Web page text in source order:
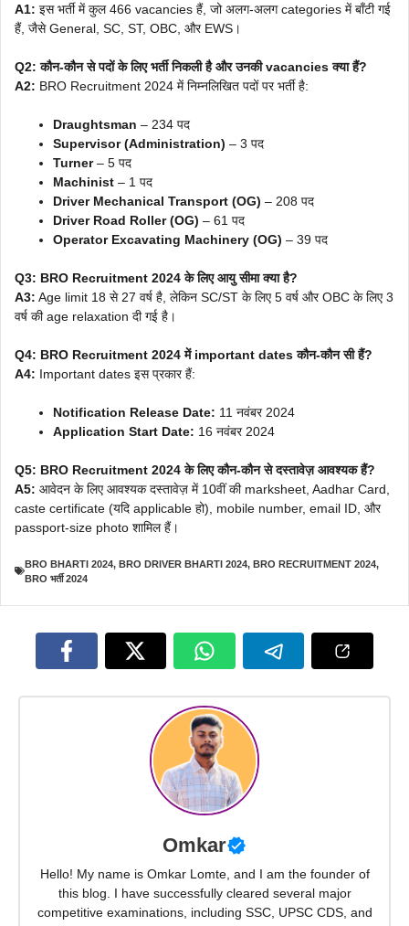
A1: इस भर्ती में कुल 466 vacancies हैं, जो अलग-अलग categories में बाँटी गई
हैं, जैसे General, SC, ST, OBC, और EWS।
Q2: कौन-कौन से पदों के लिए भर्ती निकली है और उनकी vacancies क्या हैं?
A2: BRO Recruitment 2024 में निम्नलिखित पदों पर भर्ती है:
Draughtsman – 234 पद
Supervisor (Administration) – 3 पद
Turner– 5 पद
Machinist – 1 पद
Driver Mechanical Transport (OG) – 208 पद
Driver Road Roller (OG) – 61 पद
Operator Excavating Machinery (OG) – 39 पद
Q3: BRO Recruitment 2024 के लिए आयु सीमा क्या है?
A3: Age limit 18 से 27 वर्ष है, लेकिन SC/ST के लिए 5 वर्ष और OBC के लिए 3
वर्ष की age relaxation दी गई है।
Q4: BRO Recruitment 2024 में important dates कौन-कौन सी हैं?
A4: Important dates इस प्रकार हैं:
Notification Release Date: 11 नवंबर 2024
Application Start Date: 16 नवंबर 2024
Q5: BRO Recruitment 2024 के लिए कौन-कौन से दस्तावेज़ आवश्यक हैं?
A5: आवेदन के लिए आवश्यक दस्तावेज़ में 10वीं की marksheet, Aadhar Card,
caste certificate (यदि applicable हो), mobile number, email ID, और
passport-size photo शामिल हैं।
BRO BHARTI 2024, BRO DRIVER BHARTI 2024, BRO RECRUITMENT 2024,
BRO भर्ती 2024
Omkar
Hello! My name is Omkar Lomte, and I am the founder of
this blog. I have successfully cleared several major
competitive examinations, including SSC, UPSC CDS, and